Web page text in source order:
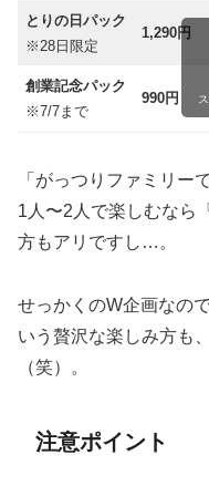
とりの日パック
※28日限定
1,290円
創業記念パック
※7/7まで
990円
「がっつりファミリー
1人〜2人で楽しむなら
方もアリですし…。
せっかくのW企画なの
いう贅沢な楽しみ方も
（笑）。
注意ポイント